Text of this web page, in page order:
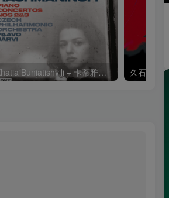
Khatia Buniatishvili – 卡蒂雅拉赫玛尼诺夫：第二、三钢琴协奏曲